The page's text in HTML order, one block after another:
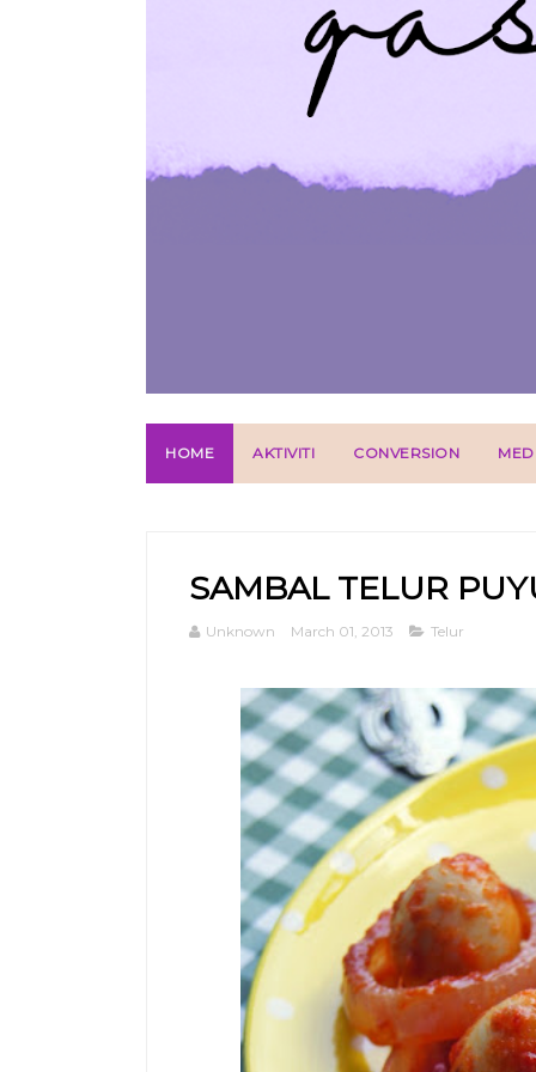
HOME AKTIVITI CONVERSION
SAMBAL TELUR
Unknown March 01, 2013 Telur